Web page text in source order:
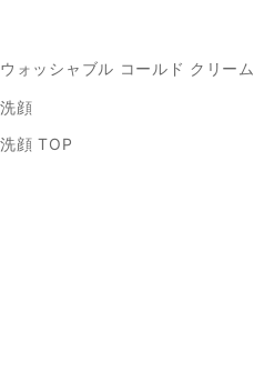
ウォッシャブル コールド クリーム
洗顔
洗顔 TOP